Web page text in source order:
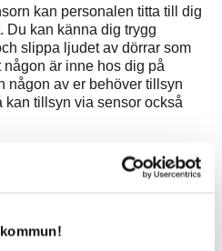
kan personalen titta till dig
Du kan känna dig trygg
slippa ljudet av dörrar som
är inne hos dig på
någon av er behöver tillsyn
kan tillsyn via sensor också
avvikelser om man väljer
och då kan den automatiskt
i din säng på natten .